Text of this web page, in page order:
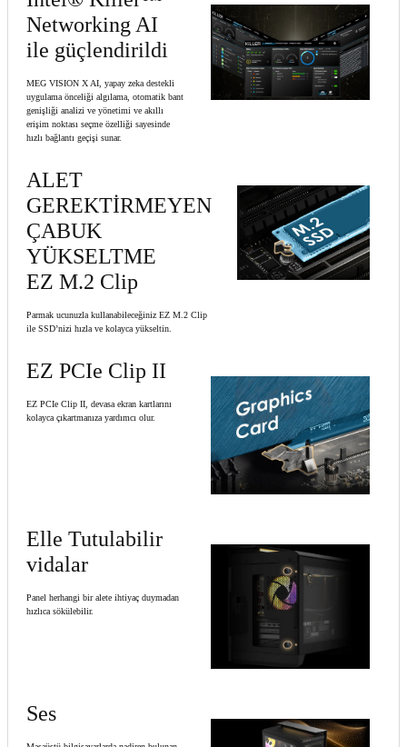
Networking AI
ile güçlendirildi
MEG VISION X AI, yapay zeka destekli
uygulama önceliği algılama, otomatik bant
genişliği analizi ve yönetimi ve akıllı
erişim noktası seçme özelliği sayesinde
hızlı bağlantı geçişi sunar.
ALET
GEREKTİRMEYEN
ÇABUK
YÜKSELTME
EZ M.2 Clip
Parmak ucunuzla kullanabileceğiniz EZ M.2 Clip
ile SSD’nizi hızla ve kolayca yükseltin.
EZ PCIe Clip II
EZ PCIe Clip II, devasa ekran kartlarını
kolayca çıkartmanıza yardımcı olur.
Elle Tutulabilir
vidalar
Panel herhangi bir alete ihtiyaç duymadan
hızlıca sökülebilir.
Ses